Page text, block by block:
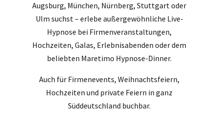
Augsburg, München, Nürnberg, Stuttgart oder
Ulm suchst – erlebe außergewöhnliche Live-
Hypnose bei Firmenveranstaltungen,
Hochzeiten, Galas, Erlebnisabenden oder dem
beliebten Maretimo Hypnose-Dinner.
Auch für Firmenevents, Weihnachtsfeiern,
Hochzeiten und private Feiern in ganz
Süddeutschland buchbar.